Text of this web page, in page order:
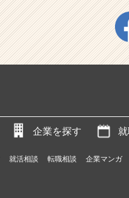
企業を探す
就活相談 転職相談 企業マンガ